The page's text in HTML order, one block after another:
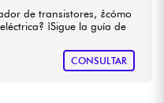
de transistores, ¿cómo
¡Sigue la guía de
CONSULTAR